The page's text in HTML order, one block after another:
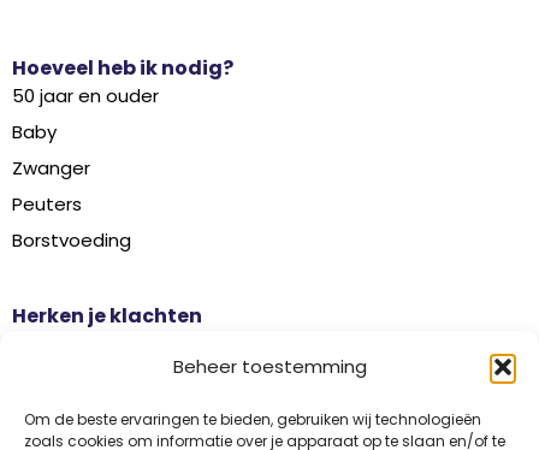
Beheer toestemming
Om de beste ervaringen te bieden, gebruiken wij technologieën
zoals cookies om informatie over je apparaat op te slaan en/of te
Hoeveel heb ik nodig?
50 jaar en ouder
Baby
Zwanger
Peuters
Borstvoeding
Herken je klachten
Griep